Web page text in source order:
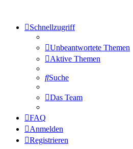
Schnellzugriff
Unbeantwortete Themen
Aktive Themen
Suche
Das Team
FAQ
Anmelden
Registrieren